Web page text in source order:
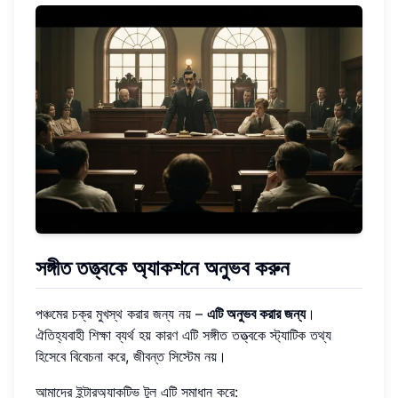
সঙ্গীত তত্ত্বকে অ্যাকশনে অনুভব করুন
পঞ্চমের চক্র মুখস্থ করার জন্য নয় – এটি অনুভব করার জন্য।
ঐতিহ্যবাহী শিক্ষা ব্যর্থ হয় কারণ এটি সঙ্গীত তত্ত্বকে স্ট্যাটিক তথ্য
হিসেবে বিবেচনা করে, জীবন্ত সিস্টেম নয়।
আমাদের ইন্টারঅ্যাকটিভ টুল এটি সমাধান করে: